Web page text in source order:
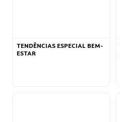
TENDÊNCIAS ESPECIAL BEM-
ESTAR